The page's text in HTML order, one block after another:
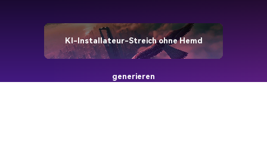
KI-Installateur-Streich ohne Hemd
generieren